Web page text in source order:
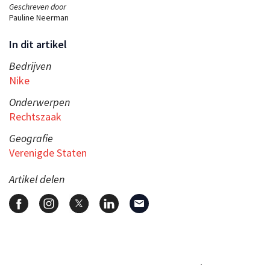
Geschreven door
Pauline Neerman
In dit artikel
Bedrijven
Nike
Onderwerpen
Rechtszaak
Geografie
Verenigde Staten
Artikel delen